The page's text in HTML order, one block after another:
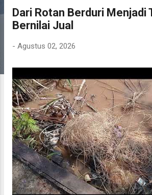
Dari Rotan Berduri Menjadi
Bernilai Jual
- Agustus 02, 2026